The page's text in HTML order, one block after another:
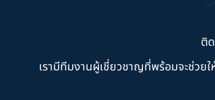
ติ
เรามีทีมงานผู้เชี่ยวชาญที่พร้อมจะช่ว